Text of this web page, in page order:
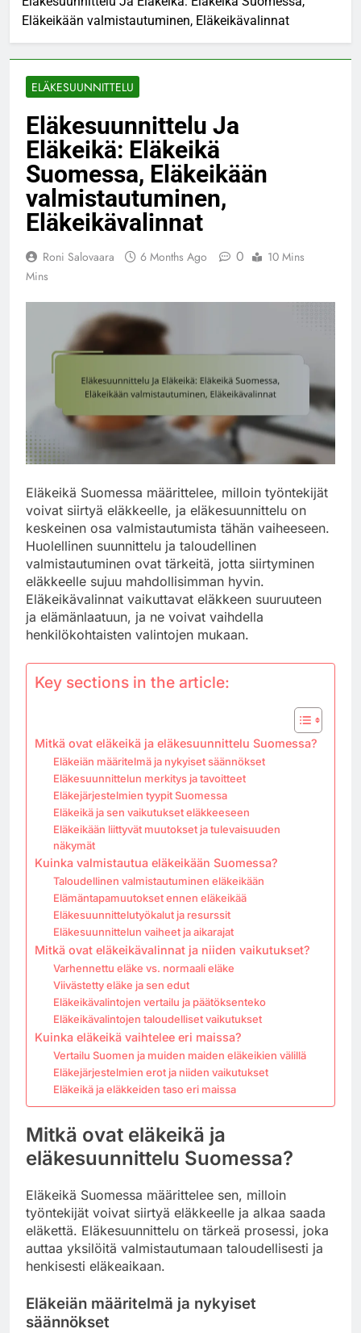
Eläkeikään valmistautuminen, Eläkeikävalinnat
ELÄKESUUNNITTELU
Eläkesuunnittelu Ja
Eläkeikä: Eläkeikä
Suomessa, Eläkeikään
valmistautuminen,
Eläkeikävalinnat
Roni Salovaara 6 Months Ago 0
10 Mins
Mins
Eläkeikä Suomessa määrittelee, milloin työntekijät
voivat siirtyä eläkkeelle, ja eläkesuunnittelu on
keskeinen osa valmistautumista tähän vaiheeseen.
Huolellinen suunnittelu ja taloudellinen
valmistautuminen ovat tärkeitä, jotta siirtyminen
eläkkeelle sujuu mahdollisimman hyvin.
Eläkeikävalinnat vaikuttavat eläkkeen suuruuteen
ja elämänlaatuun, ja ne voivat vaihdella
henkilökohtaisten valintojen mukaan.
Key sections in the article:
Mitkä ovat eläkeikä ja eläkesuunnittelu Suomessa?
Eläkeiän määritelmä ja nykyiset säännökset
Eläkesuunnittelun merkitys ja tavoitteet
Eläkejärjestelmien tyypit Suomessa
Eläkeikä ja sen vaikutukset eläkkeeseen
Eläkeikään liittyvät muutokset ja tulevaisuuden
näkymät
Kuinka valmistautua eläkeikään Suomessa?
Taloudellinen valmistautuminen eläkeikään
Elämäntapamuutokset ennen eläkeikää
Eläkesuunnittelutyökalut ja resurssit
Eläkesuunnittelun vaiheet ja aikarajat
Mitkä ovat eläkeikävalinnat ja niiden vaikutukset?
Varhennettu eläke vs. normaali eläke
Viivästetty eläke ja sen edut
Eläkeikävalintojen vertailu ja päätöksenteko
Eläkeikävalintojen taloudelliset vaikutukset
Kuinka eläkeikä vaihtelee eri maissa?
Vertailu Suomen ja muiden maiden eläkeikien välillä
Eläkejärjestelmien erot ja niiden vaikutukset
Eläkeikä ja eläkkeiden taso eri maissa
Mitkä ovat eläkeikä ja
eläkesuunnittelu Suomessa?
Eläkeikä Suomessa määrittelee sen, milloin
työntekijät voivat siirtyä eläkkeelle ja alkaa saada
eläkettä. Eläkesuunnittelu on tärkeä prosessi, joka
auttaa yksilöitä valmistautumaan taloudellisesti ja
henkisesti eläkeaikaan.
Eläkeiän määritelmä ja nykyiset
säännökset